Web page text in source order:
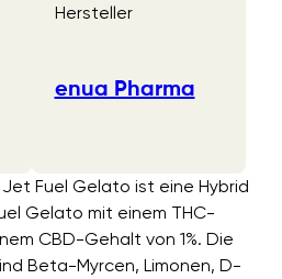
Hersteller
enua Pharma
Jet Fuel Gelato ist eine Hybrid
Gelato mit einem THC-
CBD-Gehalt von 1%. Die
Beta-Myrcen, Limonen, D-